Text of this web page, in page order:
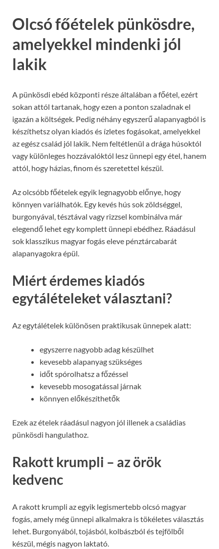
Olcsó főételek pünkösdre,
amelyekkel mindenki jól
lakik
A pünkösdi ebéd központi része általában a főétel, ezért
sokan attól tartanak, hogy ezen a ponton szaladnak el
igazán a költségek. Pedig néhány egyszerű alapanyagból is
készíthetsz olyan kiadós és ízletes fogásokat, amelyekkel
az egész család jól lakik. Nem feltétlenül a drága húsoktól
vagy különleges hozzávalóktól lesz ünnepi egy étel, hanem
attól, hogy házias, finom és szeretettel készül.
Az olcsóbb főételek egyik legnagyobb előnye, hogy
könnyen variálhatók. Egy kevés hús sok zöldséggel,
burgonyával, tésztával vagy rizzsel kombinálva már
elegendő lehet egy komplett ünnepi ebédhez. Ráadásul
sok klasszikus magyar fogás eleve pénztárcabarát
alapanyagokra épül.
Miért érdemes kiadós
egytálételeket választani?
Az egytálételek különösen praktikusak ünnepek alatt:
egyszerre nagyobb adag készülhet
kevesebb alapanyag szükséges
időt spórolhatsz a főzéssel
kevesebb mosogatással járnak
könnyen előkészíthetők
Ezek az ételek ráadásul nagyon jól illenek a családias
pünkösdi hangulathoz.
Rakott krumpli – az örök
kedvenc
A rakott krumpli az egyik legismertebb olcsó magyar
fogás, amely még ünnepi alkalmakra is tökéletes választás
lehet. Burgonyából, tojásból, kolbászból és tejfölből
készül, mégis nagyon laktató.